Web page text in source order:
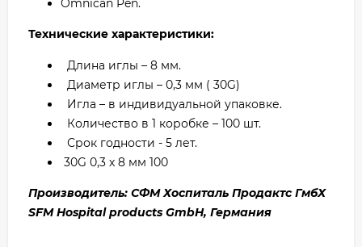
Omnican Pen.
Технические характеристики:
Длина иглы – 8 мм.
Диаметр иглы – 0,3 мм ( 30G)
Игла – в индивидуальной упаковке.
Количество в 1 коробке – 100 шт.
Срок годности - 5 лет.
30G 0,3 х 8 мм 100
Производитель: СФМ Хоспиталь Продактс ГмбХ
SFM Hospital products GmbH, Германия